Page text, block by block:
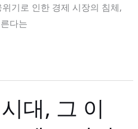
기로 인한 경제 시장의 침체,
다는
대, 그 이